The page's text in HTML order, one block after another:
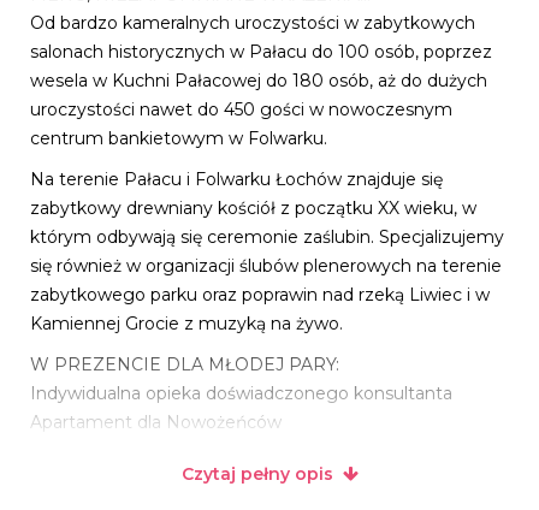
Od bardzo kameralnych uroczystości w zabytkowych
salonach historycznych w Pałacu do 100 osób, poprzez
wesela w Kuchni Pałacowej do 180 osób, aż do dużych
uroczystości nawet do 450 gości w nowoczesnym
centrum bankietowym w Folwarku.
Na terenie Pałacu i Folwarku Łochów znajduje się
zabytkowy drewniany kościół z początku XX wieku, w
którym odbywają się ceremonie zaślubin. Specjalizujemy
się również w organizacji ślubów plenerowych na terenie
zabytkowego parku oraz poprawin nad rzeką Liwiec i w
Kamiennej Grocie z muzyką na żywo.
W PREZENCIE DLA MŁODEJ PARY:
Indywidualna opieka doświadczonego konsultanta
Apartament dla Nowożeńców
Ślub w Kościele Pałacowym
Czytaj pełny opis